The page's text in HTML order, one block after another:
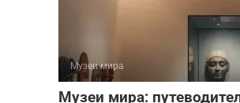
Музеи мира
Музеи мира: